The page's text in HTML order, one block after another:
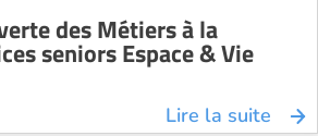
des Métiers à la
seniors Espace & Vie
Lire la suite